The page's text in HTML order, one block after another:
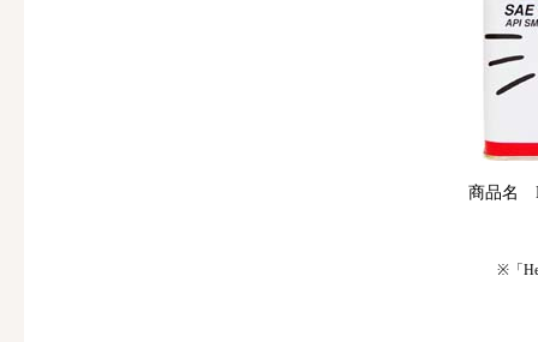
商品名
※「